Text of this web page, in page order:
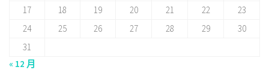
17
18 19 20 21 22
23
24
25 26 27 28 29
30
31
« 12 月